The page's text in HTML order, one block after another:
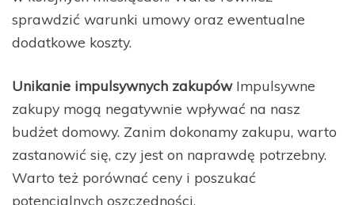
sprawdzić warunki umowy oraz ewentualne
dodatkowe koszty.
Unikanie impulsywnych zakupówImpulsywne
zakupy mogą negatywnie wpływać na nasz
budżet domowy. Zanim dokonamy zakupu, warto
zastanowić się, czy jest on naprawdę potrzebny.
Warto też porównać ceny i poszukać
potencjalnych oszczędności.